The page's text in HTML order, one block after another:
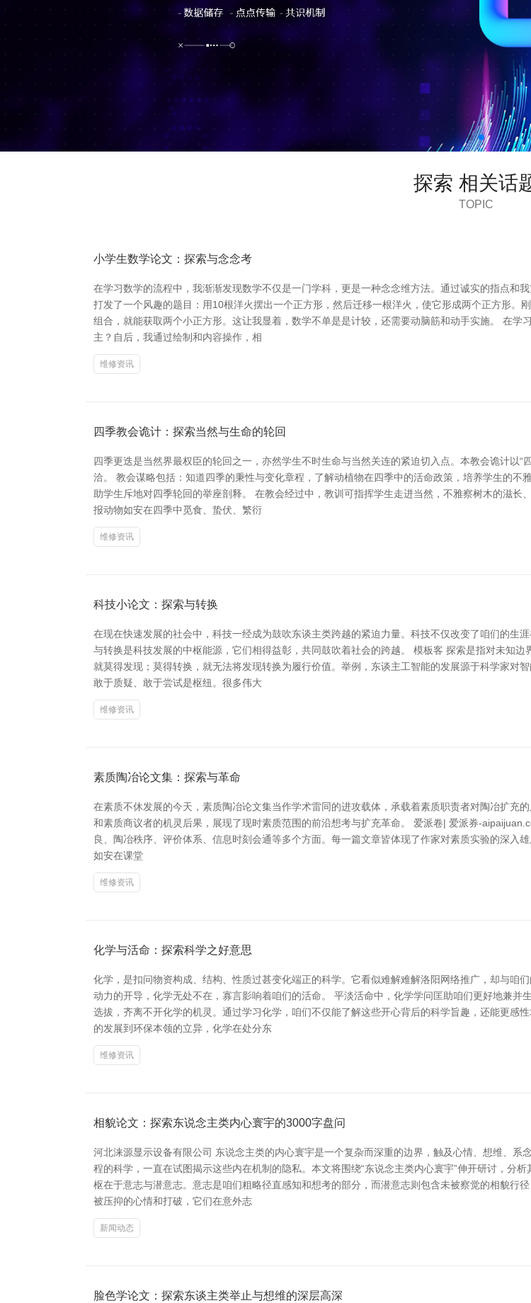
探索 相关话
TOPIC
小学生数学论文：探索与念念考
在学习数学的流程中，我渐渐发现数学不仅是一门学科，更是一种念念维方法。通过诚实的指点和
打发了一个风趣的题目：用10根洋火摆出一个正方形，然后迁移一根洋火，使它形成两个正方形。
组合，就能获取两个小正方形。这让我显着，数学不单是是计较，还需要动脑筋和动手实施。 在
主？自后，我通过绘制和内容操作，相
维修资讯
四季教会诡计：探索当然与生命的轮回
四季更迭是当然界最权臣的轮回之一，亦然学生不时生命与当然关连的紧迫切入点。本教会诡计以
洽。 教会谋略包括：知道四季的秉性与变化章程，了解动植物在四季中的活命政策，培养学生的
助学生斥地对四季轮回的举座剖释。 在教会经过中，教训可指挥学生走进当然，不雅察树木的滋
报动物如安在四季中觅食、蛰伏、繁衍
维修资讯
科技小论文：探索与转换
在现在快速发展的社会中，科技一经成为鼓吹东谈主类跨越的紧迫力量。科技不仅改变了咱们的生
与转换是科技发展的中枢能源，它们相得益彰，共同鼓吹着社会的跨越。 模板客 探索是指对未知
就莫得发现；莫得转换，就无法将发现转换为履行价值。举例，东谈主工智能的发展源于科学家对
敢于质疑、敢于尝试是枢纽。很多伟大
维修资讯
素质陶冶论文集：探索与革命
在素质不休发展的今天，素质陶冶论文集当作学术雷同的进攻载体，承载着素质职责者对陶冶扩充
和素质商议者的机灵后果，展现了现时素质范围的前沿想考与扩充革命。 爱派卷| 爱派券-
良、陶冶秩序、评价体系、信息时刻会通等多个方面。每一篇文章皆体现了作家对素质实验的深入
如安在课堂
维修资讯
化学与活命：探索科学之好意思
化学，是扣问物资构成、结构、性质过甚变化端正的科学。它看似难解难解洛阳网络推广，却与咱
动力的开导，化学无处不在，寡言影响着咱们的活命。 平淡活命中，化学学问匡助咱们更好地兼
选拔，齐离不开化学的机灵。通过学习化学，咱们不仅能了解这些开心背后的科学旨趣，还能更感
的发展到环保本领的立异，化学在处分东
维修资讯
相貌论文：探索东说念主类内心寰宇的3000字盘问
河北涞源显示设备有限公司 东说念主类的内心寰宇是一个复杂而深重的边界，触及心情、想维、
程的科学，一直在试图揭示这些内在机制的隐私。本文将围绕“东说念主类内心寰宇”伸开研讨，分
枢在于意志与潜意志。意志是咱们粗略径直感知和想考的部分，而潜意志则包含未被察觉的相貌行
被压抑的心情和打破，它们在意外志
新闻动态
脸色学论文：探索东谈主类举止与想维的深层高深